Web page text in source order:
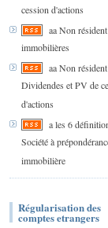
cession d'actions
aa Non
immobilières
aa Non résident
Dividendes et PV de
d'actions
a les 6
Société à
immobilière
Régularisation des
comptes etrangers